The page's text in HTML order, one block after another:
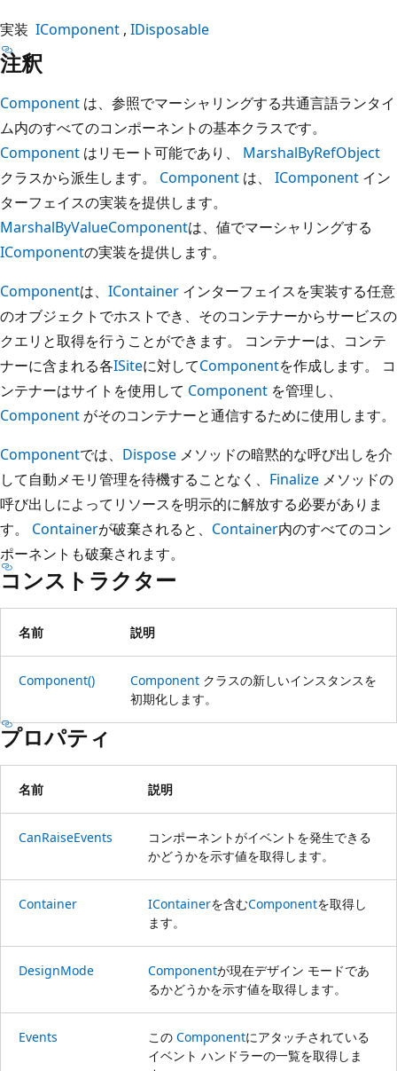
実装 IComponent IDisposable
注釈
Component は、参照でマーシャリングする共通言語ランタイ
ム内のすべてのコンポーネントの基本クラスです。
Component はリモート可能であり、 MarshalByRefObject
クラスから派生します。 Component は、 IComponent イン
ターフェイスの実装を提供します。
MarshalByValueComponentは、値でマーシャリングする
IComponentの実装を提供します。
Componentは、 IContainer インターフェイスを実装する任意
のオブジェクトでホストでき、そのコンテナーからサービスの
クエリと取得を行うことができます。 コンテナーは、コンテ
ナーに含まれる各ISiteに対してComponentを作成します。 コ
ンテナーはサイトを使用して Component を管理し、
Component がそのコンテナーと通信するために使用します。
Componentでは、 Dispose メソッドの暗黙的な呼び出しを介
して自動メモリ管理を待機することなく、 Finalize メソッドの
呼び出しによってリソースを明示的に解放する必要がありま
す。 Containerが破棄されると、 Container内のすべてのコン
ポーネントも破棄されます。
コンストラクター
名前 説明
Component() Component クラスの新しいインスタンスを
初期化します。
プロパティ
名前 説明
CanRaiseEvents
コンポーネントがイベントを発生できる
かどうかを示す値を取得します。
Container IContainerを含むComponentを取得し
ます。
DesignMode Componentが現在デザイン モードであ
るかどうかを示す値を取得します。
Events この Componentにアタッチされている
イベント ハンドラーの一覧を取得しま